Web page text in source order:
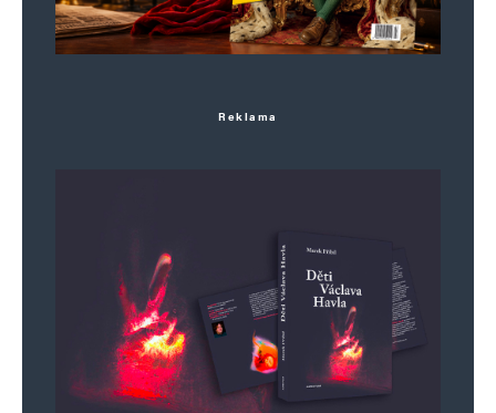
Reklama